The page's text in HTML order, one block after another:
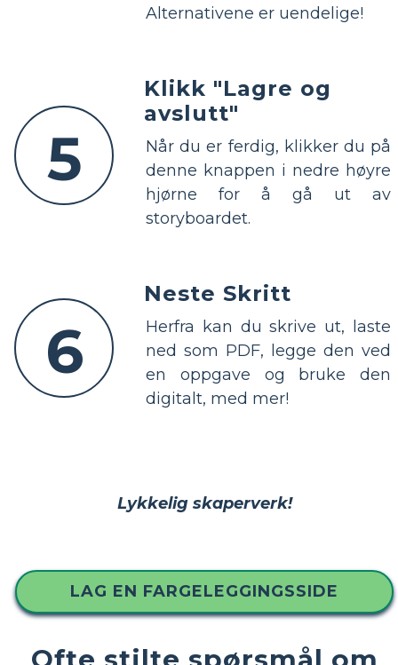
Alternativene er uendelige!
5
Klikk "Lagre og
avslutt"
Når du er ferdig, klikker du på
denne knappen i nedre høyre
hjørne for å gå ut av
storyboardet.
6
Neste Skritt
Herfra kan du skrive ut, laste
ned som PDF, legge den ved
en oppgave og bruke den
digitalt, med mer!
Lykkelig skaperverk!
LAG EN FARGELEGGINGSSIDE